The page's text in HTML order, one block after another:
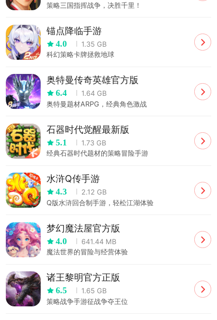
策略三国指挥战争，决胜千里！
锚点降临手游
4.0
1.35 GB
科幻策略卡牌拯救地球
奥特曼传奇英雄官方版
6.4
1.64 GB
奥特曼题材ARPG，经典角色激战
石器时代觉醒最新版
5.1
1.73 GB
经典石器时代题材的策略冒险手游
水浒Q传手游
4.3
2.12 GB
Q版水浒回合制手游，轻松江湖体验
梦幻魔法屋官方版
4.0
641.44 MB
魔法世界的冒险与经营体验
诸王黎明官方正版
6.5
1.65 GB
策略战争手游征战争夺王位